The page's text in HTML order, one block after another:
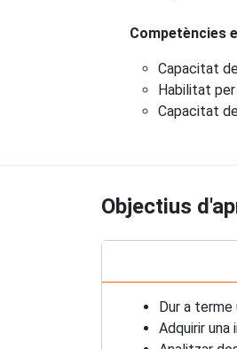
Competències
Capacitat
Habilitat
Capacitat
Objectius
Dur a
Adquirir